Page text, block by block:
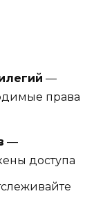
—
права
—
доступа